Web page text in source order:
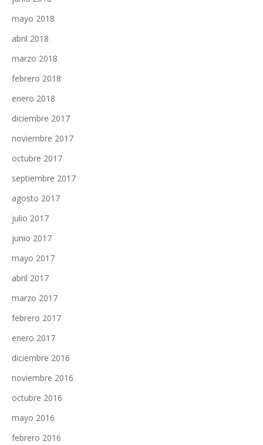
mayo 2018
abril 2018
marzo 2018
febrero 2018
enero 2018
diciembre 2017
noviembre 2017
octubre 2017
septiembre 2017
agosto 2017
julio 2017
junio 2017
mayo 2017
abril 2017
marzo 2017
febrero 2017
enero 2017
diciembre 2016
noviembre 2016
octubre 2016
mayo 2016
febrero 2016